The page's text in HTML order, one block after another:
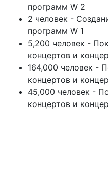
программ W 2
2 человек -
программ W 1
5,200 человек -
концертов и
164,000 человек -
концертов и
45,000 человек -
концертов и